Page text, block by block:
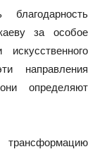
за особое
направления
определяют